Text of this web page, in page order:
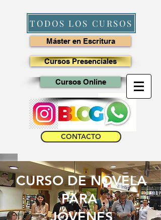
TODOS LOS CURSOS
Máster en Escritura
Cursos Presenciales
Cursos Online
CONTACTO
CURSO DE NOVELA
PARA